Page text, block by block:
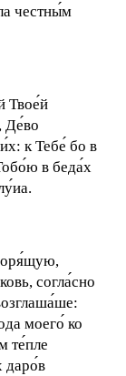
честны́м
Твое́й
Де́во
к Тебе́ бо в
в беда́х
согла́сно
моего́ ко
те́пле
даро́в